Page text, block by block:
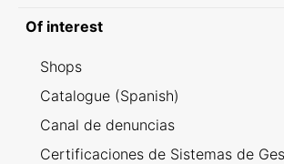
Of interest
Shops
Catalogue (Spanish)
Canal de denuncias
Certificaciones de Sistemas de